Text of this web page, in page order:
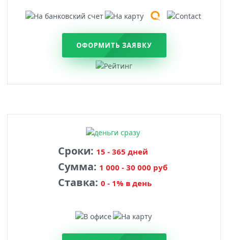
ОФОРМИТЬ ЗАЯВКУ
Сроки: 15 - 365 дней
Сумма: 1 000 - 30 000 руб
Ставка: 0 - 1% в день